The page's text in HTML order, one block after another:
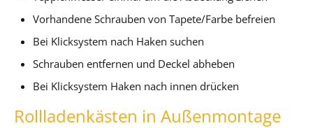
Vorhandene Schrauben von Tapete/Farbe befreien
Bei Klicksystem nach Haken suchen
Schrauben entfernen und Deckel abheben
Bei Klicksystem Haken nach innen drücken
Rollladenkästen in Außenmontage